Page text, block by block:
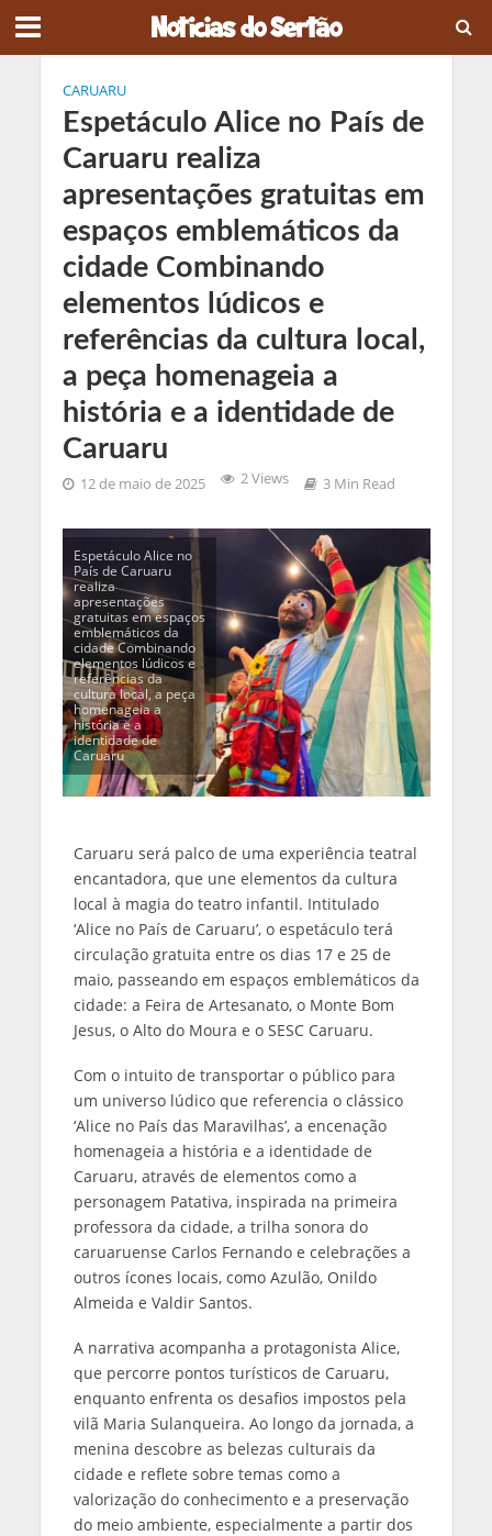
CARUARU
Espetáculo Alice no País de
Caruaru realiza
apresentações gratuitas em
espaços emblemáticos da
cidade Combinando
elementos lúdicos e
referências da cultura local,
a peça homenageia a
história e a identidade de
Caruaru
12 de maio de 2025 2 Views 3 Min Read
Espetáculo Alice no
País de Caruaru
realiza
apresentações
gratuitas em espaços
emblemáticos da
cidade Combinando
elementos lúdicos e
referências da
cultura local, a peça
homenageia a
história e a
identidade de
Caruaru
Caruaru será palco de uma experiência teatral
encantadora, que une elementos da cultura
local à magia do teatro infantil. Intitulado
‘Alice no País de Caruaru’, o espetáculo terá
circulação gratuita entre os dias 17 e 25 de
maio, passeando em espaços emblemáticos da
cidade: a Feira de Artesanato, o Monte Bom
Jesus, o Alto do Moura e o SESC Caruaru.
Com o intuito de transportar o público para
um universo lúdico que referencia o clássico
‘Alice no País das Maravilhas’, a encenação
homenageia a história e a identidade de
Caruaru, através de elementos como a
personagem Patativa, inspirada na primeira
professora da cidade, a trilha sonora do
caruaruense Carlos Fernando e celebrações a
outros ícones locais, como Azulão, Onildo
Almeida e Valdir Santos.
A narrativa acompanha a protagonista Alice,
que percorre pontos turísticos de Caruaru,
enquanto enfrenta os desafios impostos pela
vilã Maria Sulanqueira. Ao longo da jornada, a
menina descobre as belezas culturais da
cidade e reflete sobre temas como a
valorização do conhecimento e a preservação
do meio ambiente, especialmente a partir dos